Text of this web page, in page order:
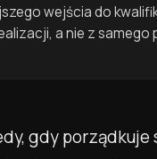
wejścia do
a nie z samego
gdy porządkuje